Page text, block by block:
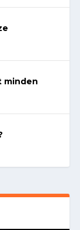
minden